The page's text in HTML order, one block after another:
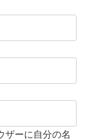
ザーに自分の名